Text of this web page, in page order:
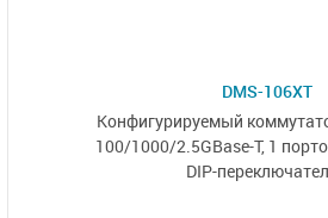
DMS-106XT
Конфигурируемый
100/1000/2.5GBase-T, 1
DIP-